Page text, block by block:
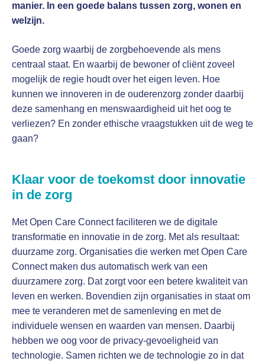
manier. In een goede balans tussen zorg, wonen en
welzijn.
Goede zorg waarbij de zorgbehoevende als mens
centraal staat. En waarbij de bewoner of cliënt zoveel
mogelijk de regie houdt over het eigen leven. Hoe
kunnen we innoveren in de ouderenzorg zonder daarbij
deze samenhang en menswaardigheid uit het oog te
verliezen? En zonder ethische vraagstukken uit de weg te
gaan?
Klaar voor de toekomst door innovatie
in de zorg
Met Open Care Connect faciliteren we de digitale
transformatie en innovatie in de zorg. Met als resultaat:
duurzame zorg. Organisaties die werken met Open Care
Connect maken dus automatisch werk van een
duurzamere zorg. Dat zorgt voor een betere kwaliteit van
leven en werken. Bovendien zijn organisaties in staat om
mee te veranderen met de samenleving en met de
individuele wensen en waarden van mensen. Daarbij
hebben we oog voor de privacy-gevoeligheid van
technologie. Samen richten we de technologie zo in dat